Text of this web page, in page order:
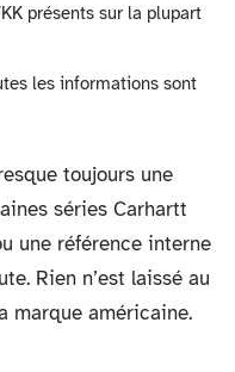
présents sur la plupart
les informations sont
toujours une
séries Carhartt
une référence interne
Rien n’est laissé au
marque américaine.